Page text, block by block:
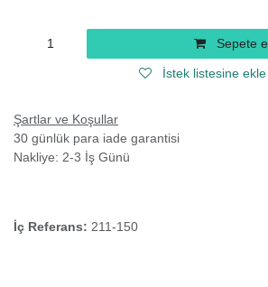
Sepete
İstek listesine ekle
Şartlar ve Koşullar
30 günlük para iade garantisi
Nakliye: 2-3 İş Günü
İç Referans: 211-150